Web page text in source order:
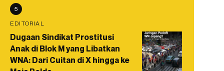
5
EDITORIAL
Dugaan Sindikat Prostitusi
Anak di Blok M yang Libatkan
WNA: Dari Cuitan di X hingga ke